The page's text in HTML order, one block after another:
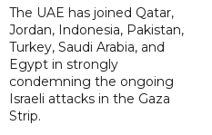
The UAE has joined Qatar,
Jordan, Indonesia, Pakistan,
Turkey, Saudi Arabia, and
Egypt in strongly
condemning the ongoing
Israeli attacks in the Gaza
Strip.